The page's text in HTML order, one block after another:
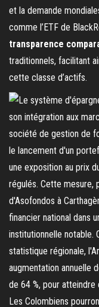
et la demande
comme l’ETF de
transparence
traditionnels, facilitant
cette classe d’actifs.
Les Colombiens